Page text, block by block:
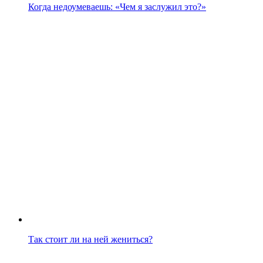
Когда недоумеваешь: «Чем я заслужил это?»
Так стоит ли на ней жениться?